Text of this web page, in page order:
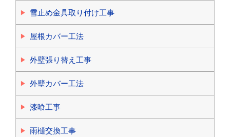
雪止め金具取り付け工事
屋根カバー工法
外壁張り替え工事
外壁カバー工法
漆喰工事
雨樋交換工事